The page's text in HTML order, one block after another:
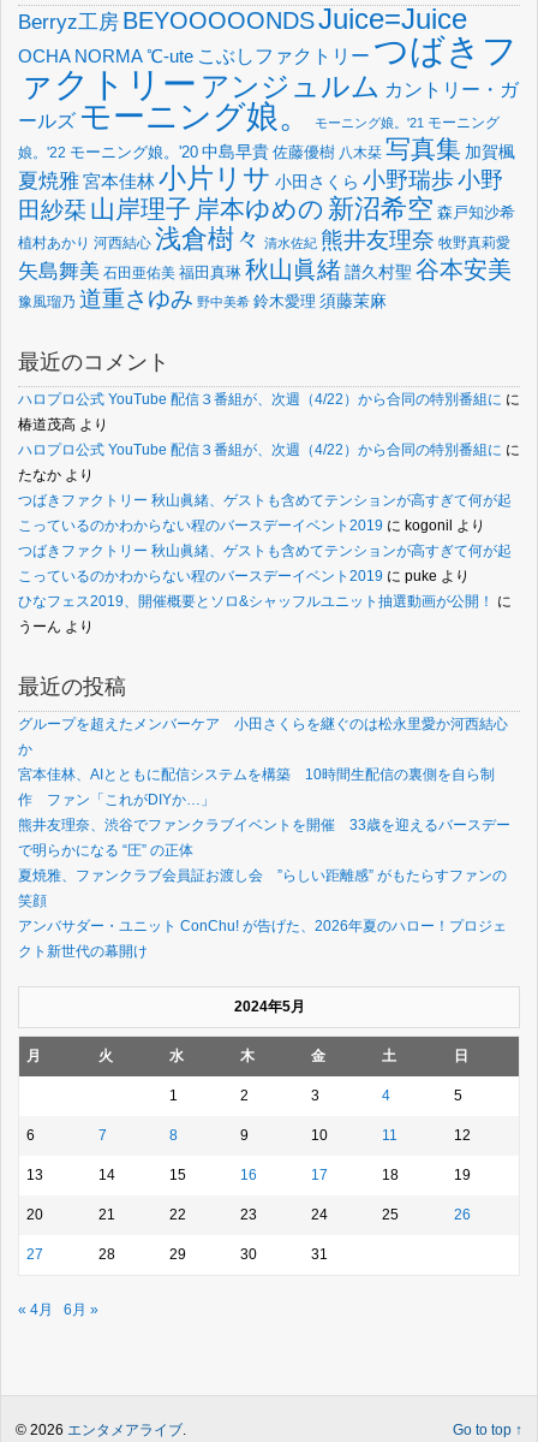
Berryz工房 BEYOOOOONDSJuice=Juice
OCHA NORMA℃-ute こぶしファクトリー つばきフ
ァクトリー アンジュルム カントリー・ガ
ールズ モーニング娘。 モーニング娘。'21 モーニング
娘。'22 モーニング娘。'20 中島早貴 佐藤優樹 八木栞 写真集 加賀楓
夏焼雅宮本佳林小片リサ 小田さくら 小野瑞歩小野
田紗栞 山岸理子 岸本ゆめの 新沼希空 森戸知沙希
植村あかり 河西結心 浅倉樹々 清水佐紀 熊井友理奈 牧野真莉愛
矢島舞美 石田亜佑美 福田真琳 秋山眞緒譜久村聖 谷本安美
豫風瑠乃 道重さゆみ 野中美希 鈴木愛理 須藤茉麻
最近のコメント
ハロプロ公式 YouTube 配信３番組が、次週（4/22）から合同の特別番組に に
椿道茂高 より
ハロプロ公式 YouTube 配信３番組が、次週（4/22）から合同の特別番組に に
たなか より
つばきファクトリー 秋山眞緒、ゲストも含めてテンションが高すぎて何が起
こっているのかわからない程のバースデーイベント2019 に kogonil より
つばきファクトリー 秋山眞緒、ゲストも含めてテンションが高すぎて何が起
こっているのかわからない程のバースデーイベント2019 に puke より
ひなフェス2019、開催概要とソロ&シャッフルユニット抽選動画が公開！
に
うーん より
最近の投稿
グループを超えたメンバーケア 小田さくらを継ぐのは松永里愛か河西結心
か
宮本佳林、AIとともに配信システムを構築 10時間生配信の裏側を自ら制
作 ファン「これがDIYか…」
熊井友理奈、渋谷でファンクラブイベントを開催 33歳を迎えるバースデー
で明らかになる “圧” の正体
夏焼雅、ファンクラブ会員証お渡し会 ”らしい距離感” がもたらすファンの
笑顔
アンバサダー・ユニット ConChu! が告げた、2026年夏のハロー！プロジェ
クト新世代の幕開け
2024年5月
月 火 水 木 金 土 日
1 2 3 4 5
6 7 8 9 10 11 12
13 14 15 16 17 18 19
20 21 22 23 24 25 26
27 28 29 30 31
« 4月 6月 »
Go to top ↑
© 2026 エンタメアライブ.